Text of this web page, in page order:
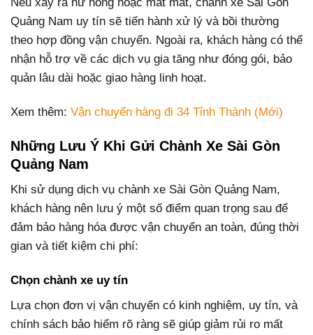
Quảng Nam uy tín sẽ tiến hành xử lý và bồi thường
theo hợp đồng vận chuyển. Ngoài ra, khách hàng có thể
nhận hỗ trợ về các dịch vụ gia tăng như đóng gói, bảo
quản lâu dài hoặc giao hàng linh hoạt.
Xem thêm: Vận chuyển hàng đi 34 Tỉnh Thành (Mới)
Những Lưu Ý Khi Gửi Chành Xe Sài Gòn
Quảng Nam
Khi sử dụng dịch vụ chành xe Sài Gòn Quảng Nam,
khách hàng nên lưu ý một số điểm quan trọng sau để
đảm bảo hàng hóa được vận chuyển an toàn, đúng thời
gian và tiết kiệm chi phí:
Chọn chành xe uy tín
Lựa chọn đơn vị vận chuyển có kinh nghiệm, uy tín, và
chính sách bảo hiểm rõ ràng sẽ giúp giảm rủi ro mất